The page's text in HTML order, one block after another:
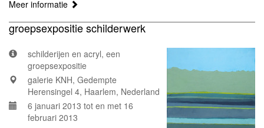
Meer informatie
groepsexpositie schilderwerk
schilderijen en acryl, een
groepsexpositie
galerie KNH, Gedempte
Herensingel 4, Haarlem, Nederland
6 januari 2013 tot en met 16
februari 2013